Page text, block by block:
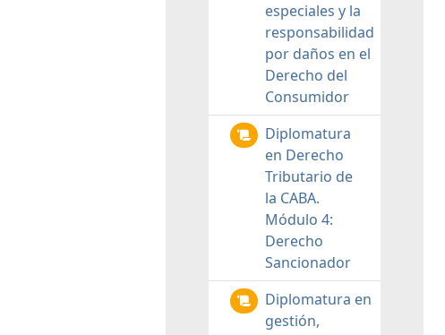
especiales y la
responsabilidad
por daños en el
Derecho del
Consumidor
Diplomatura
en Derecho
Tributario de
la CABA.
Módulo 4:
Derecho
Sancionador
Diplomatura en
gestión,